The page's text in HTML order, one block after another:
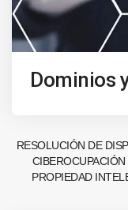
Dominios
RESOLUCIÓN DE
PROPIEDAD